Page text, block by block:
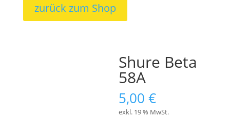
zurück zum Shop
Shure Beta
58A
5,00€
exkl. 19 % MwSt.